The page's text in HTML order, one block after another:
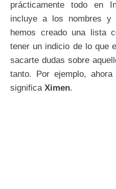
prácticamente todo en
incluye a los nombres y
hemos creado una lista
tener un indicio de lo que
sacarte dudas sobre
tanto. Por ejemplo,
significa Ximen.